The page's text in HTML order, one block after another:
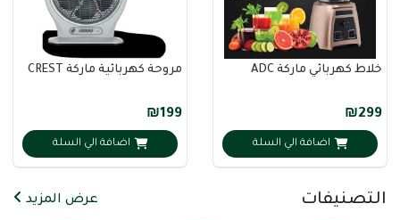
خلاط كهربائي ماركة ADC
₪299
اضافة الي السلة
مروحة كهربائية ماركة CREST
₪199
اضافة الي السلة
التصنيفات عرض المزيد